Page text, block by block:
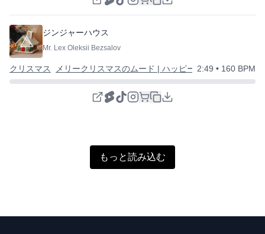
ジンジャーハウス
Mr. Lex Oleksii Bezsalov
クリスマス メリークリスマスのムード | ハッピーニューイヤー
2:49 • 160 BPM
もっと読み込む